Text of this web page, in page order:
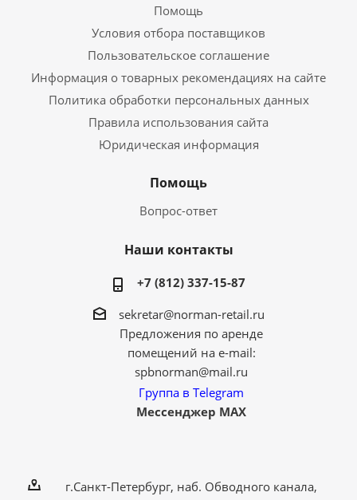
Помощь
Условия отбора поставщиков
Пользовательское соглашение
Информация о товарных рекомендациях на сайте
Политика обработки персональных данных
Правила использования сайта
Юридическая информация
Помощь
Вопрос-ответ
Наши контакты
+7 (812) 337-15-87
sekretar@norman-retail.ru
Предложения по аренде
помещений на e-mail:
spbnorman@mail.ru
Группа в Telegram
Мессенджер MAX
г.Санкт-Петербург, наб. Обводного канала,